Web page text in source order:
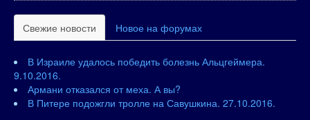
Свежие новости Новое на форумах
В Израиле удалось победить болезнь Альцгеймера.
9.10.2016.
Армани отказался от меха. А вы?
В Питере подожгли тролле на Савушкина. 27.10.2016.